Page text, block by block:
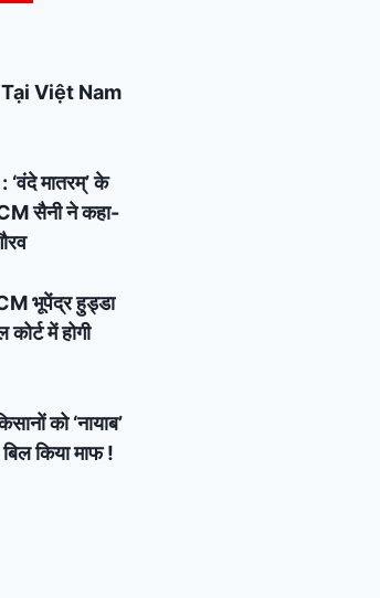
Việt Nam
मातरम्’ के
सैनी ने कहा-
भूपेंद्र हुड्डा
में होगी
को ‘नायाब’
किया माफ !